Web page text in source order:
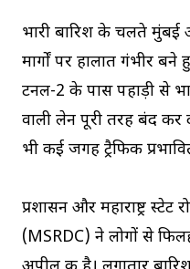
भारी बारिश के चलते
मार्गों पर हालात गंभीर
टनल-2 के पास पहाड़ी से
वाली लेन पूरी तरह बंद कर
भी कई जगह ट्रैफिक
प्रशासन और महाराष्ट्र
(MSRDC) ने लोगों से